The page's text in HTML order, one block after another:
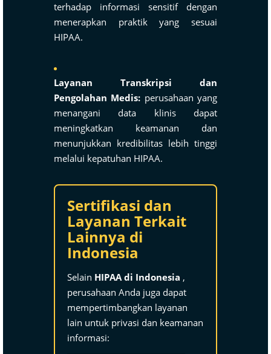
terhadap informasi sensitif dengan
menerapkan praktik yang sesuai
HIPAA.
Layanan Transkripsi dan
Pengolahan Medis: perusahaan yang
menangani data klinis dapat
meningkatkan keamanan dan
menunjukkan kredibilitas lebih tinggi
melalui kepatuhan HIPAA.
Sertifikasi dan
Layanan Terkait
Lainnya di
Indonesia
Selain HIPAA di Indonesia ,
perusahaan Anda juga dapat
mempertimbangkan layanan
lain untuk privasi dan keamanan
informasi: